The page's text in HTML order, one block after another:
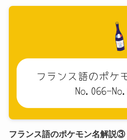
フランス語のポケモン名解説